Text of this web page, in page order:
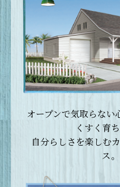
オープンで気取らない
くすく育ち
自分らしさを楽しむ
ス。